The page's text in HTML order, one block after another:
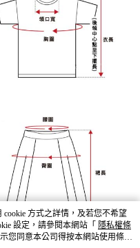
方式之詳情，及若您不希望
設定，請參閱本網站「 隱私權條
您同意本公司得按本網站使用條款